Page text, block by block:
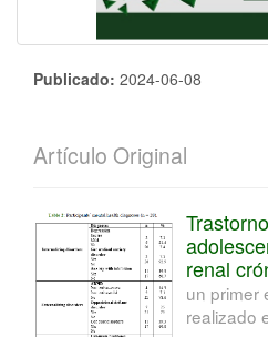
Publicado: 2024-06-08
Artículo Original
renal
un primer
realizado